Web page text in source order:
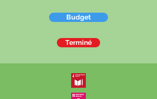
Budget
Terminé